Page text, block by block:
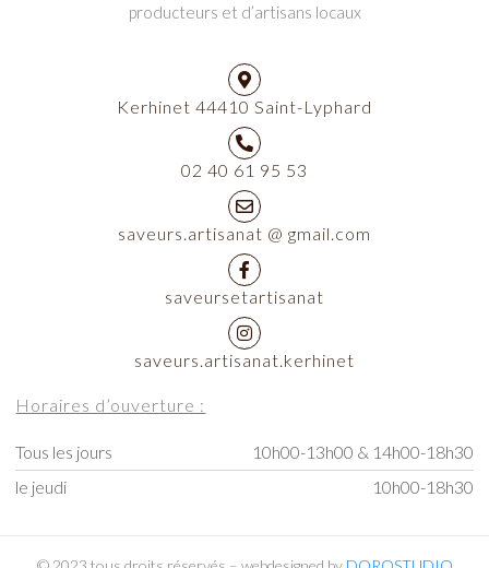
producteurs et d’artisans locaux
Kerhinet 44410 Saint-Lyphard
02 40 61 95 53
saveurs.artisanat @ gmail.com
saveursetartisanat
saveurs.artisanat.kerhinet
Horaires d’ouverture :
Tous les jours
10h00-13h00 & 14h00-18h30
le jeudi
10h00-18h30